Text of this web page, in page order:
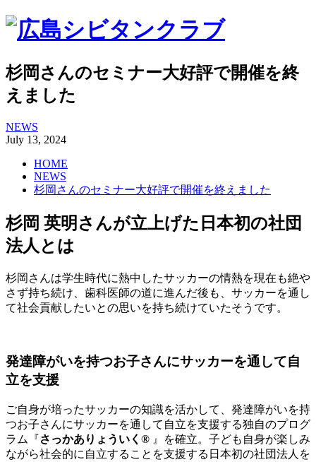
杉岡さんのセミナー大好評で開催を終
えました
NEWS
July 13, 2024
HOME
NEWS
杉岡さんのセミナー大好評で開催を終えました
杉岡 英明さんが立上げた日本初の社団
法人とは
杉岡さんは学生時代に熱中したサッカーの情熱を現在も絶や
さず持ち続け、歯科医師の道に進んだ後も、サッカーを通し
て社会貢献したいとの思いを持ち続けていたそうです。
発達障がいを持つお子さんにサッカーを通して自
立を支援
ご自身が培ったサッカーの知識を活かして、発達障がいを持
つお子さんにサッカーを通して自立を支援する独自のプログ
ラム『さっかありょういく® 』を確立。子ども自身が楽しみ
ながら社会的に自立することを支援する日本初の社団法人を